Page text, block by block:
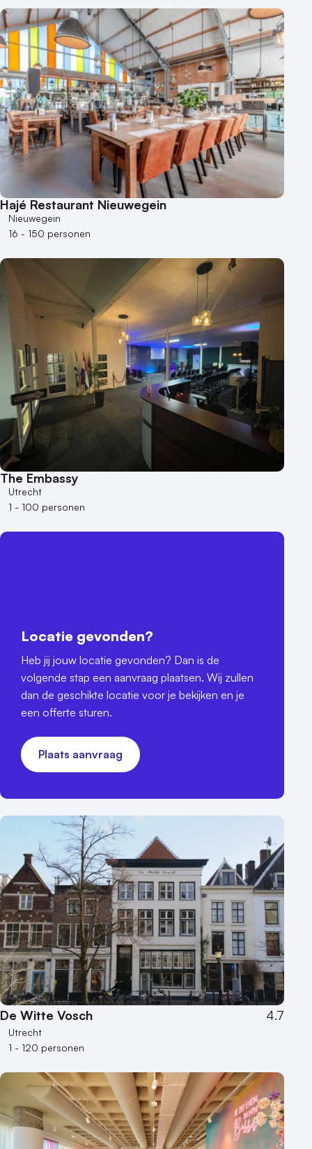
Hajé Restaurant Nieuwegein
Nieuwegein
16 - 150 personen
The Embassy
Utrecht
1 - 100 personen
Locatie gevonden?
Heb jij jouw locatie gevonden? Dan is de
volgende stap een aanvraag plaatsen. Wij zullen
dan de geschikte locatie voor je bekijken en je
een offerte sturen.
Plaats aanvraag
De Witte Vosch 4.7
Utrecht
1 - 120 personen